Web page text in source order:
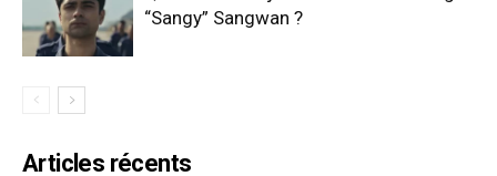
“Sangy” Sangwan ?
Articles récents